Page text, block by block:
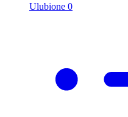
Ulubione 0